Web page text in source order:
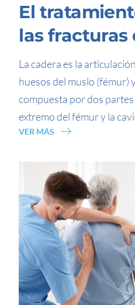
El
las fracturas
La cadera es la
huesos del muslo (fémur)
compuesta por dos
extremo del fémur y la
VER MÁS